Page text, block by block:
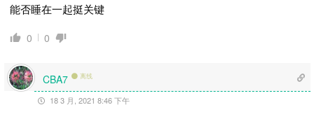
能否睡在一起挺关键
0 0
CBA7 离线
18 3 月, 2021 8:46 下午